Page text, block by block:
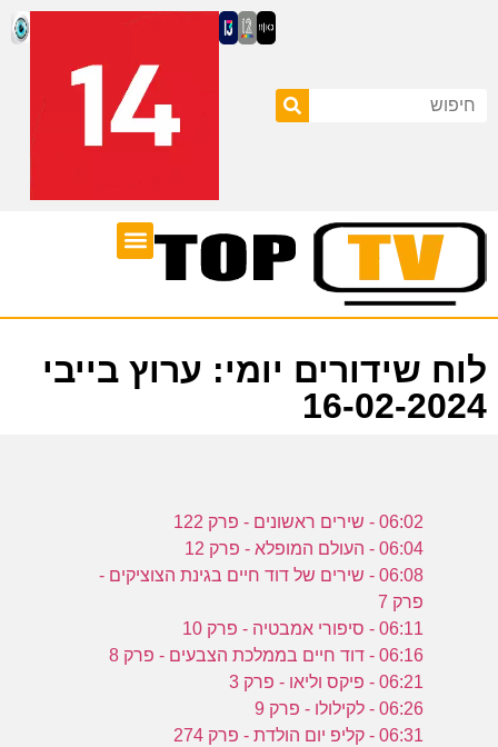
לוח שידורים יומי: ערוץ בייבי
16-02-2024
06:02 - שירים ראשונים - פרק 122
06:04 - העולם המופלא - פרק 12
06:08 - שירים של דוד חיים בגינת הצוציקים -
פרק 7
06:11 - סיפורי אמבטיה - פרק 10
06:16 - דוד חיים בממלכת הצבעים - פרק 8
06:21 - פיקס וליאו - פרק 3
06:26 - לקילולו - פרק 9
06:31 - קליפ יום הולדת - פרק 274